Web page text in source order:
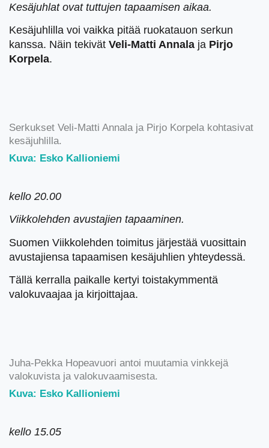
Kesäjuhlat ovat tuttujen tapaamisen aikaa.
Kesäjuhlilla voi vaikka pitää ruokatauon serkun
kanssa. Näin tekivät Veli-Matti Annala ja Pirjo
Korpela.
Serkukset Veli-Matti Annala ja Pirjo Korpela kohtasivat
kesäjuhlilla.
Kuva: Esko Kallioniemi
kello 20.00
Viikkolehden avustajien tapaaminen.
Suomen Viikkolehden toimitus järjestää vuosittain
avustajiensa tapaamisen kesäjuhlien yhteydessä.
Tällä kerralla paikalle kertyi toistakymmentä
valokuvaajaa ja kirjoittajaa.
Juha-Pekka Hopeavuori antoi muutamia vinkkejä
valokuvista ja valokuvaamisesta.
Kuva: Esko Kallioniemi
kello 15.05